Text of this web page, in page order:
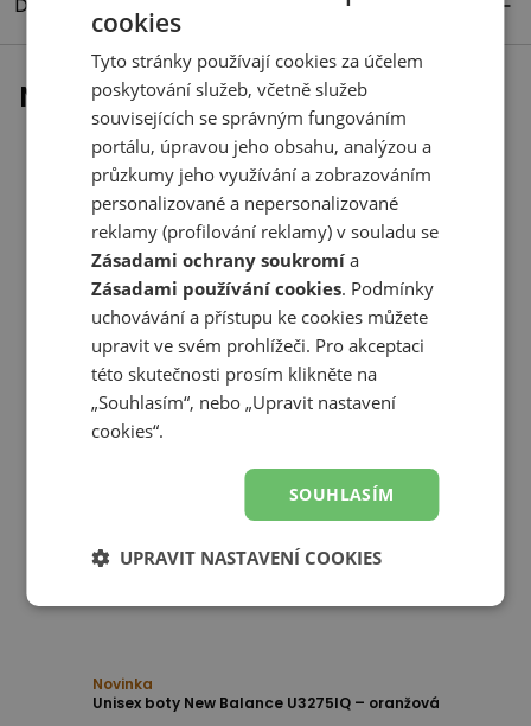
Detaily produktu
Naposledy prohlížené
Novinka
Unisex boty New Balance U3275IQ – oranžová
cookies
Tyto stránky používají cookies za účelem
poskytování služeb, včetně služeb
souvisejících se správným fungováním
portálu, úpravou jeho obsahu, analýzou a
průzkumy jeho využívání a zobrazováním
personalizované a nepersonalizované
reklamy (profilování reklamy) v souladu se
Zásadami ochrany soukromí a
Zásadami používání cookies. Podmínky
uchovávání a přístupu ke cookies můžete
upravit ve svém prohlížeči. Pro akceptaci
této skutečnosti prosím klikněte na
„Souhlasím“, nebo „Upravit nastavení
cookies“.
SOUHLASÍM
UPRAVIT NASTAVENÍ COOKIES